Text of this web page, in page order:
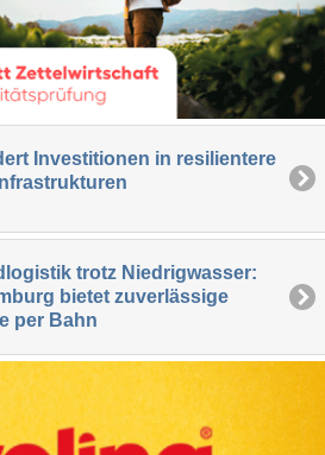
Investitionen in resilientere
trotz Niedrigwasser:
bietet zuverlässige
per Bahn